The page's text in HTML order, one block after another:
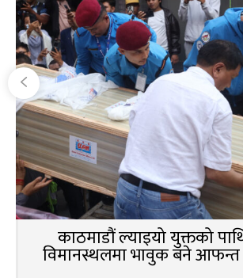
काठमाडौं ल्याइयो युक्तको
विमानस्थलमा भावुक बने